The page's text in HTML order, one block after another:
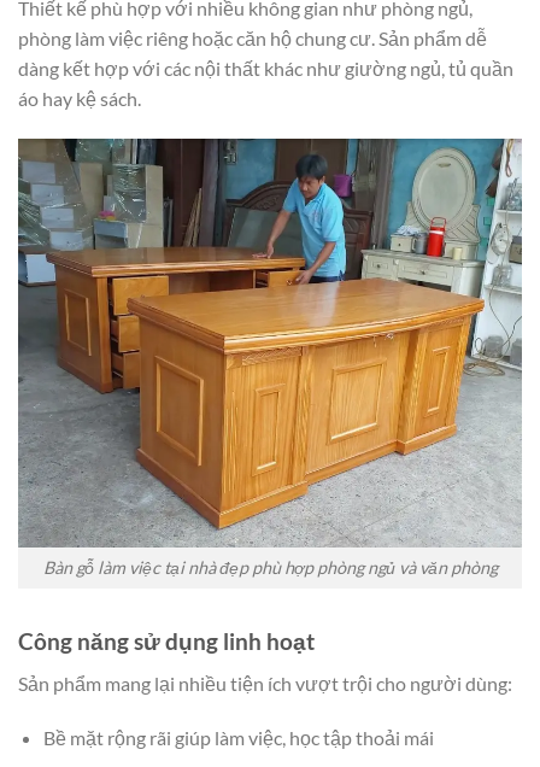
Thiết kế phù hợp với nhiều không gian như phòng ngủ,
phòng làm việc riêng hoặc căn hộ chung cư. Sản phẩm dễ
dàng kết hợp với các nội thất khác như giường ngủ, tủ quần
áo hay kệ sách.
Bàn gỗ làm việc tại nhà đẹp phù hợp phòng ngủ và văn phòng
Công năng sử dụng linh hoạt
Sản phẩm mang lại nhiều tiện ích vượt trội cho người dùng:
Bề mặt rộng rãi giúp làm việc, học tập thoải mái